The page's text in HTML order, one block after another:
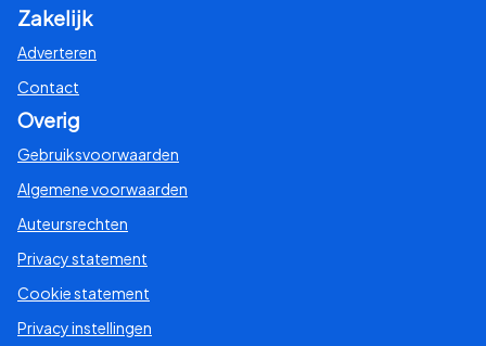
Zakelijk
Adverteren
Contact
Overig
Gebruiksvoorwaarden
Algemene voorwaarden
Auteursrechten
Privacy statement
Cookie statement
Privacy instellingen